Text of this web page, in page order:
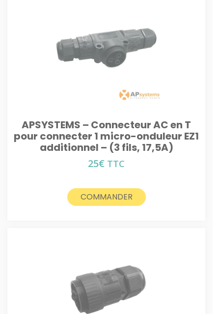
APSYSTEMS – Connecteur AC en T
pour connecter 1 micro-onduleur EZ1
additionnel – (3 fils, 17,5A)
25€ TTC
COMMANDER